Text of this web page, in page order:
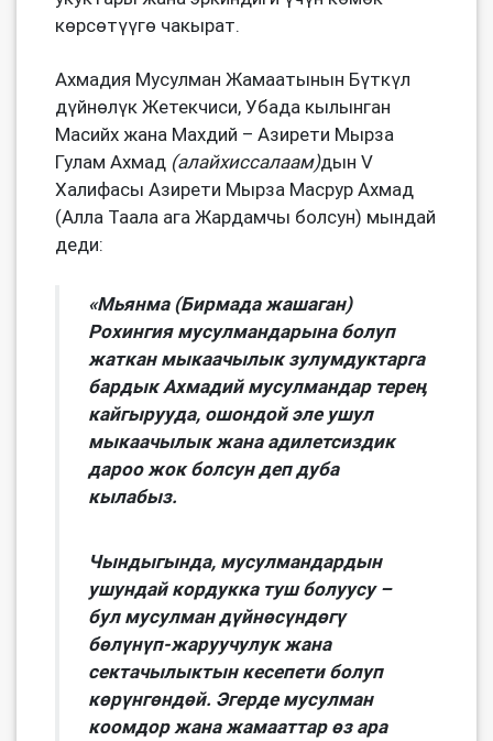
көрсөтүүгө чакырат.
Ахмадия Мусулман Жамаатынын Бүткүл
дүйнѳлүк Жетекчиси, Убада кылынган
Масийх жана Махдий – Азирети Мырза
Гулам Ахмад (алайхиссалаам)дын V
Халифасы Азирети Мырза Масрур Ахмад
(Алла Таала ага Жардамчы болсун) мындай
деди:
«Мьянма (Бирмада жашаган)
Рохингия мусулмандарына болуп
жаткан мыкаачылык зулумдуктарга
бардык Ахмадий мусулмандар тереӊ
кайгырууда, ошондой эле ушул
мыкаачылык жана адилетсиздик
дароо жок болсун деп дуба
кылабыз.
Чындыгында, мусулмандардын
ушундай кордукка туш болуусу –
бул мусулман дүйнөсүндөгү
бөлүнүп-жаруучулук жана
сектачылыктын кесепети болуп
көрүнгөндөй. Эгерде мусулман
коомдор жана жамааттар өз ара